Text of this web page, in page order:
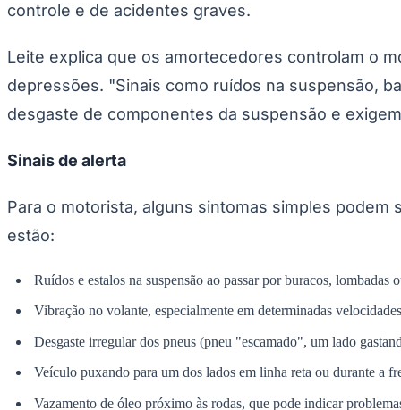
controle e de acidentes graves.
Leite explica que os amortecedores controlam o
depressões. "Sinais como ruídos na suspensão,
desgaste de componentes da suspensão e
Sinais de alerta
Para o motorista, alguns sintomas simples
estão:
Ruídos e estalos na suspensão ao passar por buracos, lombadas
Vibração no volante, especialmente em determinadas
Desgaste irregular dos pneus (pneu "escamado", um lado
Veículo puxando para um dos lados em linha reta ou durante a
Vazamento de óleo próximo às rodas, que pode indicar